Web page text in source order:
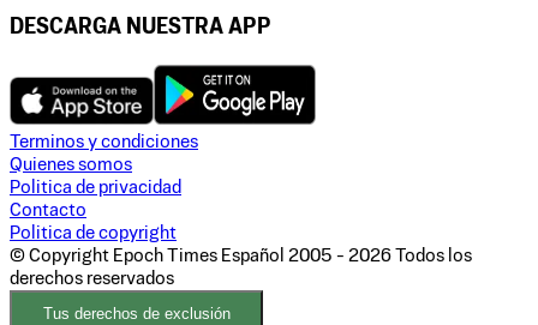
DESCARGA NUESTRA APP
Terminos y condiciones
Quienes somos
Politica de privacidad
Contacto
Politica de copyright
© Copyright Epoch Times Español 2005 - 2026 Todos los
derechos reservados
Tus derechos de exclusión